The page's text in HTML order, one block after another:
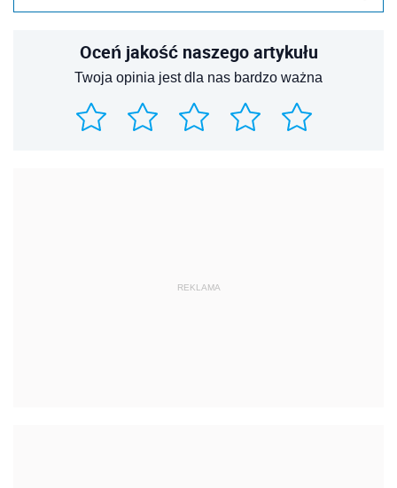
Oceń jakość naszego artykułu
Twoja opinia jest dla nas bardzo ważna
REKLAMA